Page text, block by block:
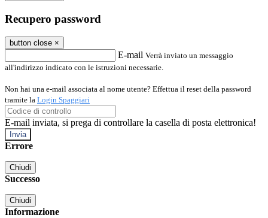
Recupero password
button close ×
E-mail Verrà inviato un messaggio
all'indirizzo indicato con le istruzioni necessarie.
Non hai una e-mail associata al nome utente? Effettua il reset della password
tramite la Login Spaggiari
E-mail inviata, si prega di controllare la casella di posta elettronica!
Errore
Chiudi
Successo
Chiudi
Informazione